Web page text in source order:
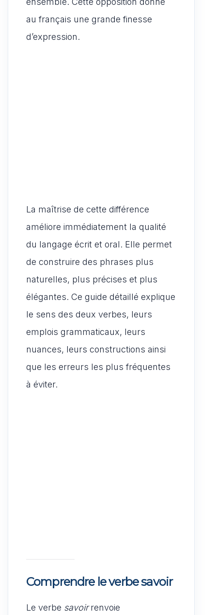
au français une grande finesse
d’expression.
La maîtrise de cette différence
améliore immédiatement la qualité
du langage écrit et oral. Elle permet
de construire des phrases plus
naturelles, plus précises et plus
élégantes. Ce guide détaillé explique
le sens des deux verbes, leurs
emplois grammaticaux, leurs
nuances, leurs constructions ainsi
que les erreurs les plus fréquentes
à éviter.
Comprendre le verbe savoir
Le verbe savoirrenvoie